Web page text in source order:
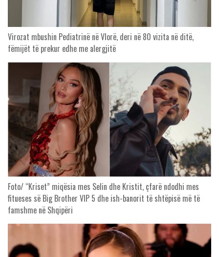
Virozat mbushin Pediatrinë në Vlorë, deri në 80 vizita në ditë,
fëmijët të prekur edhe me alergjitë
Foto/ “Kriset” miqësia mes Selin dhe Kristit, çfarë ndodhi mes
fitueses së Big Brother VIP 5 dhe ish-banorit të shtëpisë më të
famshme në Shqipëri